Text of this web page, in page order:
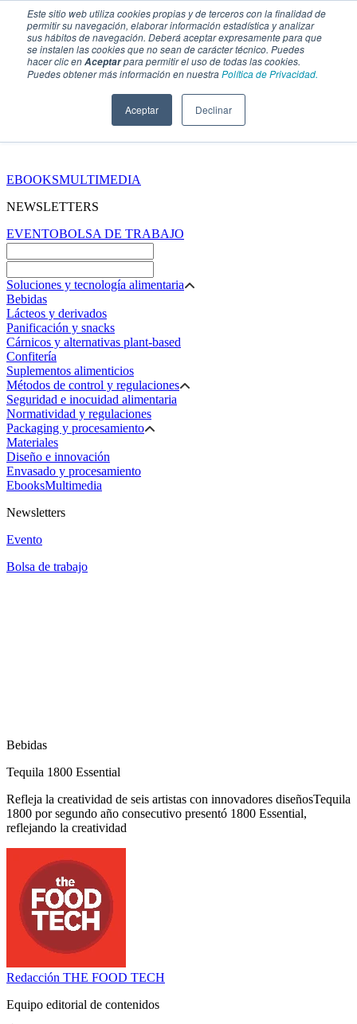
Este sitio web utiliza cookies propias y de terceros con la finalidad de
permitir su navegación, elaborar información estadística y analizar
sus hábitos de navegación. Deberá aceptar expresamente para que
se instalen las cookies que no sean de carácter técnico. Puedes
hacer clic enAceptarpara permitir el uso de todas las cookies.
Puedes obtener más información en nuestraPolítica de Privacidad.
Aceptar Declinar
EBOOKSMULTIMEDIA
NEWSLETTERS
EVENTOBOLSA DE TRABAJO
Soluciones y tecnología alimentaria
Bebidas
Lácteos y derivados
Panificación y snacks
Cárnicos y alternativas plant-based
Confitería
Suplementos alimenticios
Métodos de control y regulaciones
Seguridad e inocuidad alimentaria
Normatividad y regulaciones
Packaging y procesamiento
Materiales
Diseño e innovación
Envasado y procesamiento
EbooksMultimedia
Newsletters
Evento
Bolsa de trabajo
Bebidas
Tequila 1800 Essential
Refleja la creatividad de seis artistas con innovadores diseñosTequila
1800 por segundo año consecutivo presentó 1800 Essential,
reflejando la creatividad
Redacción THE FOOD TECH
Equipo editorial de contenidos